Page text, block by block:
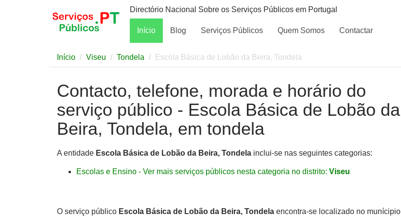
Directório Nacional Sobre os Serviços Públicos em Portugal
Início Blog Serviços Públicos Quem Somos Contactar
Início Viseu Tondela Escola Básica de Lobão da Beira, Tondela
Contacto, telefone, morada e horário do
serviço público - Escola Básica de Lobão da
Beira, Tondela, em tondela
A entidade Escola Básica de Lobão da Beira, Tondela inclui-se nas seguintes categorias:
Escolas e Ensino - Ver mais serviços públicos nesta categoria no distrito: Viseu
O serviço público Escola Básica de Lobão da Beira, Tondela encontra-se localizado no munícipio